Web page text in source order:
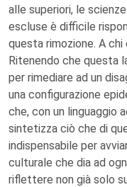
alle superiori, le
escluse è difficile
questa rimozione. A
Ritenendo che questa
per rimediare ad un
una configurazione
che, con un linguaggio
sintetizza ciò che di
indispensabile per
culturale che dia ad
riflettere non già solo